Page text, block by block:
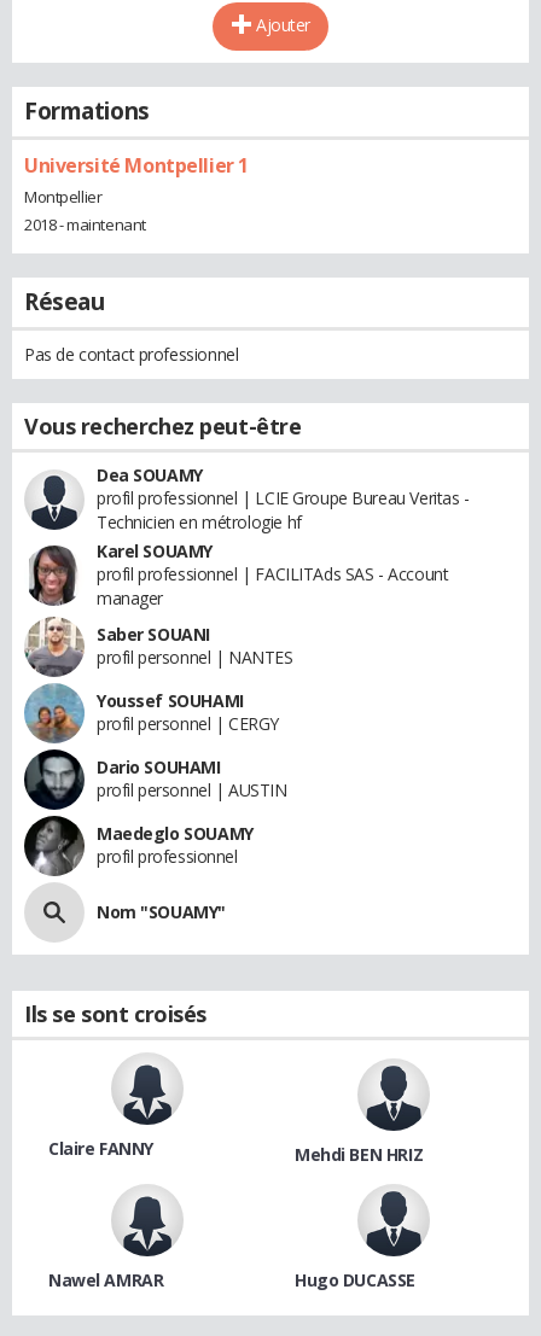
Ajouter
Formations
Université Montpellier 1
Montpellier
2018 - maintenant
Réseau
Pas de contact professionnel
Vous recherchez peut-être
Dea SOUAMY
profil professionnel | LCIE Groupe Bureau Veritas -
Technicien en métrologie hf
Karel SOUAMY
profil professionnel | FACILITAds SAS - Account
manager
Saber SOUANI
profil personnel | NANTES
Youssef SOUHAMI
profil personnel | CERGY
Dario SOUHAMI
profil personnel | AUSTIN
Maedeglo SOUAMY
profil professionnel
Nom "SOUAMY"
Ils se sont croisés
Claire FANNY Mehdi BEN HRIZ
Nawel AMRAR Hugo DUCASSE